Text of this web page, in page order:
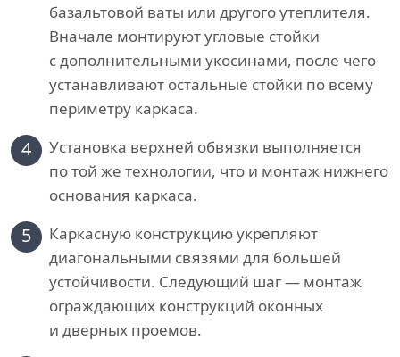
базальтовой ваты или другого утеплителя.
Вначале монтируют угловые стойки
с дополнительными укосинами, после чего
устанавливают остальные стойки по всему
периметру каркаса.
4
Установка верхней обвязки выполняется
по той же технологии, что и монтаж нижнего
основания каркаса.
5
Каркасную конструкцию укрепляют
диагональными связями для большей
устойчивости. Следующий шаг — монтаж
ограждающих конструкций оконных
и дверных проемов.